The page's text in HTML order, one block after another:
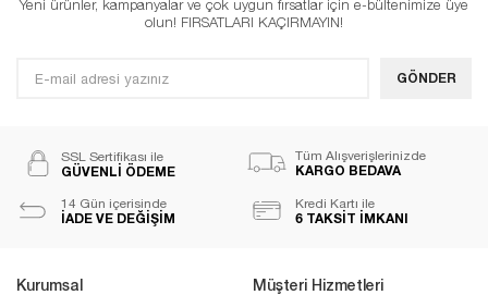
Yeni ürünler, kampanyalar ve çok uygun fırsatlar için e-bültenimize üye
olun! FIRSATLARI KAÇIRMAYIN!
GÖNDER
SSL Sertifikası ile
GÜVENLİ ÖDEME
Tüm Alışverişlerinizde
KARGO BEDAVA
14 Gün içerisinde
İADE VE DEĞİŞİM
Kredi Kartı ile
6 TAKSİT İMKANI
Kurumsal Müşteri Hizmetleri